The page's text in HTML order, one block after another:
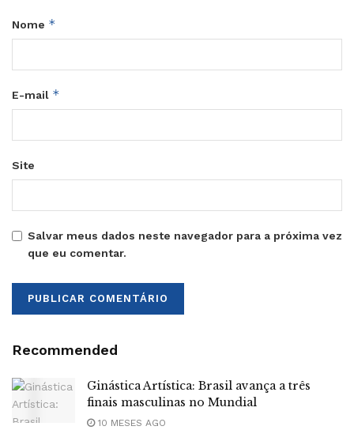
Nome *
E-mail *
Site
Salvar meus dados neste navegador para a próxima vez
que eu comentar.
Recommended
Ginástica Artística: Brasil avança a três
finais masculinas no Mundial
10 MESES AGO